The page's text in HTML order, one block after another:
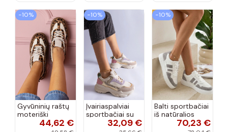
−10%
Gyvūninių raštų
moteriški
sportbačiai ant
44,62 €
−10%
Įvairiaspalviai
sportbačiai su
blizgučiais32,09 €
−10%
Balti sportbačiai
iš natūralios
odos Cambell
70,23 €